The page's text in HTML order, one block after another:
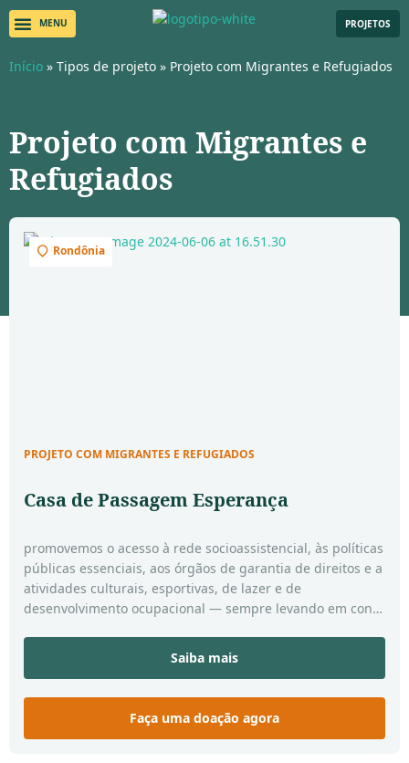
PROJETOS
Início » Tipos de projeto » Projeto com Migrantes e Refugiados
Projeto com Migrantes e
Refugiados
Rondônia
PROJETO COM MIGRANTES E REFUGIADOS
Casa de Passagem Esperança
promovemos o acesso à rede socioassistencial, às políticas
públicas essenciais, aos órgãos de garantia de direitos e a
atividades culturais, esportivas, de lazer e de
desenvolvimento ocupacional — sempre levando em conta
Saiba mais
Faça uma doação agora